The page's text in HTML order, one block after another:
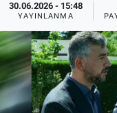
30.06.2026 - 15:48
YAYINLANMA